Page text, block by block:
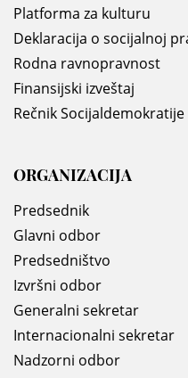
Platforma za kulturu
Deklaracija o socijalnoj
Rodna ravnopravnost
Finansijski izveštaj
Rečnik Socijaldemokratije
ORGANIZACIJA
Predsednik
Glavni odbor
Predsedništvo
Izvršni odbor
Generalni sekretar
Internacionalni sekretar
Nadzorni odbor